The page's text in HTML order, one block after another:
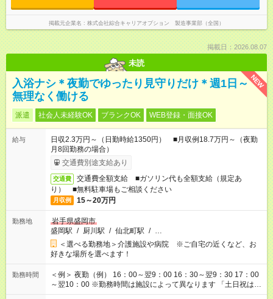
掲載元企業名 株式会社綜合キャリアオプション 製造事業部（全国）
掲載日：2026.08.07
未読
NEW
入浴ナシ＊夜勤でゆったり見守りだけ＊週1日～
無理なく働ける
派遣 社会人未経験OK ブランクOK WEB登録・面接OK
給与
日収2.3万円～（日勤時給1350円） ■月収例18.7万円～（夜勤
月8回勤務の場合）
交通費別途支給あり
交通費
交通費全額支給 ■ガソリン代も全額支給（規定あ
り） ■無料駐車場もご相談ください
月収例 15～20万円
勤務地
岩手県盛岡市
盛岡駅 / 厨川駅 / 仙北町駅 / …
＜選べる勤務地＞介護施設や病院 ※ご自宅の近くなど、お
好きな場所を選べます！
勤務時間
＜例＞ 夜勤（例） 16：00～翌9：00 16：30～翌9：30 17：00
～翌10：00 ※勤務時間は施設によって異なります 「土日祝は休
みたい」 「しっかり稼ぎたい」 「もう少し遅い時間から始めた